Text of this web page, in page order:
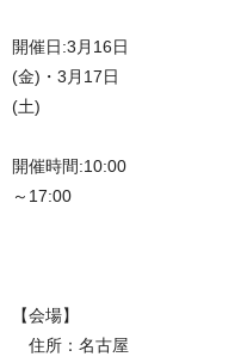
開催日:3月16日
(金)・3月17日
(土)
開催時間:10:00
～17:00
【会場】
住所：名古屋